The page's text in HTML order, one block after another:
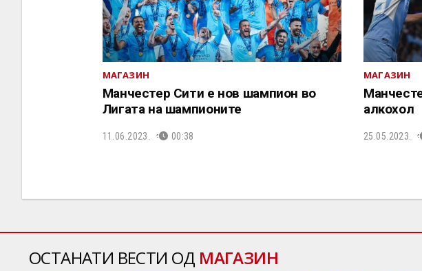
МАГАЗИН
Манчестер Сити е нов шампион во
Лигата на шампионите
11.06.2023. 00:38
МАГАЗИН
алкохол
25.05.2023.
ОСТАНАТИ ВЕСТИ ОД МАГАЗИН